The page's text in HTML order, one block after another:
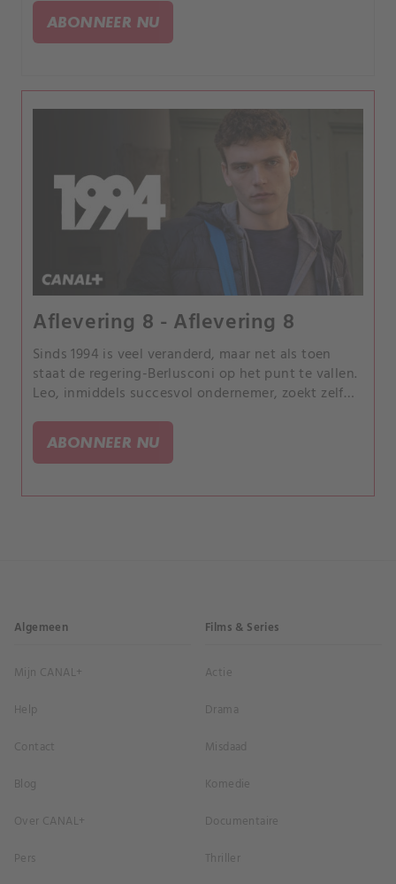
zijn ingestort.
ABONNEER NU
Aflevering 8 - Aflevering 8
Sinds 1994 is veel veranderd, maar net als toen
staat de regering-Berlusconi op het punt te vallen.
Leo, inmiddels succesvol ondernemer, zoekt zelf
dat er tussendoor nieuw leven wordt ingeblazen in
een oude liefde….
ABONNEER NU
Algemeen
Mijn CANAL+
Help
Contact
Blog
Over CANAL+
Pers
Films & Series
Actie
Drama
Misdaad
Komedie
Documentaire
Thriller